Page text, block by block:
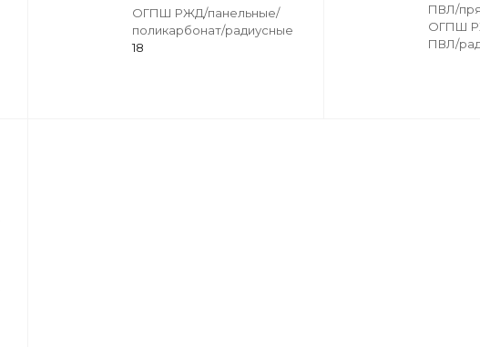
ОГПШ РЖД/панельные/
поликарбонат/радиусные
18
ПВЛ/
ОГПШ
ПВЛ/